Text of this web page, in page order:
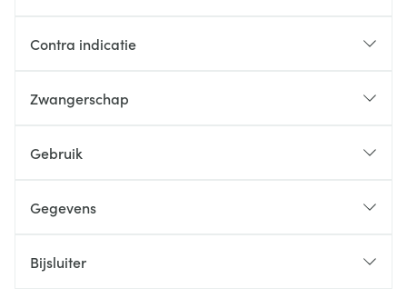
Contra indicatie
Zwangerschap
Gebruik
Gegevens
Bijsluiter